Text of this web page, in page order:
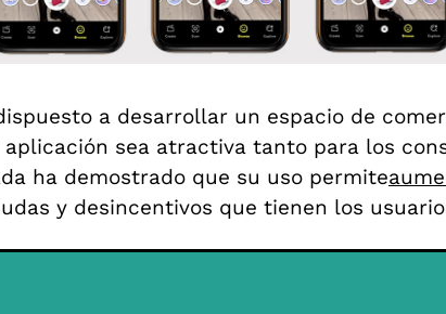
a desarrollar un espacio de
sea atractiva tanto para los
ha demostrado que su uso permite
y desincentivos que tienen los